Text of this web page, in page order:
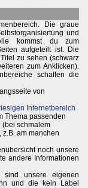
Die graue
und
kommst du zum
aufgeteilt ist. Die
zu sehen (schwarz
zum Anklicken).
schaffen die
von
Internetbereich
Thema passenden
(bei schmalem
am manchen
noch unsere
andere Informationen
sind unsere eigenen
und die kein Label